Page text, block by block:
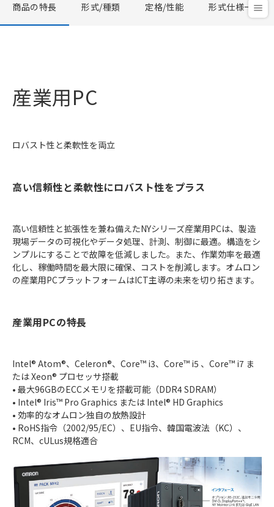
商品の特長 形式/種類 定格/性能 形式仕様一覧
産業用PC
ロバスト性と柔軟性を両立
高い信頼性と柔軟性にロバスト性をプラス
高い信頼性と拡張性を兼ね備えたNYシリーズ産業用PCは、製造
現場データの可視化やデータ処理、計測、制御に最適。構造をシ
ンプルにすることで故障を低減しました。また、作業効率を最適
化し、稼働時間を最大限に確保、コストを削減します。オムロン
の産業用PCプラットフォームはICT主導の未来を切り拓きます。
産業用PCの特長
Intel® Atom®、Celeron®、Core™ i3、Core™ i5 、Core™ i7 ま
たは Xeon® プロセッサ搭載
• 最大96GBのECCメモリを搭載可能（DDR4 SDRAM）
• Intel® Iris™ Pro Graphics または Intel® HD Graphics
• 効率的なオムロン独自の放熱設計
• RoHS指令（2002/95/EC）、EU指令、韓国電波法（KC）、
RCM、cULus規格適合